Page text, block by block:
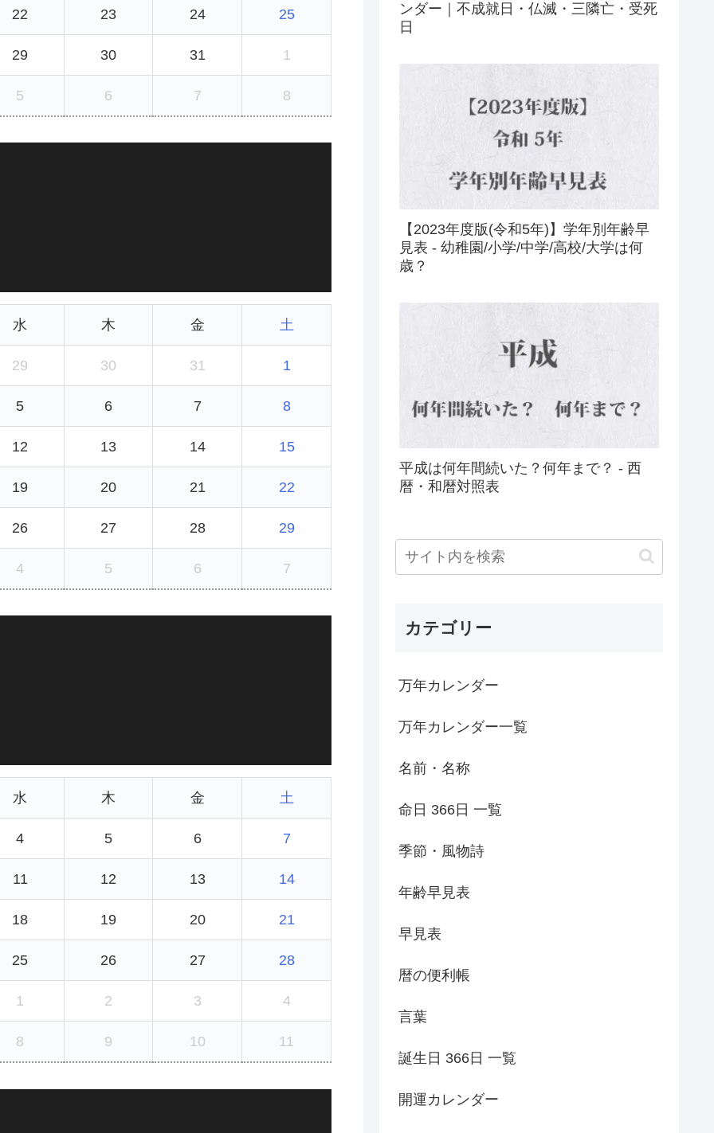
22 23 24 25
29 30 31 1
5 6 7 8
水 木 金 土
29 30 31 1
5 6 7 8
12 13 14 15
19 20 21 22
26 27 28 29
4 5 6 7
水 木 金 土
4 5 6 7
11 12 13 14
18 19 20 21
25 26 27 28
1 2 3 4
8 9 10 11
ンダー｜不成就日・仏滅・三隣亡・受死
日
【2023年度版(令和5年)】学年別年齢早
見表 - 幼稚園/小学/中学/高校/大学は何
歳？
平成は何年間続いた？何年まで？ - 西
暦・和暦対照表
カテゴリー
万年カレンダー
万年カレンダー一覧
名前・名称
命日 366日 一覧
季節・風物詩
年齢早見表
早見表
暦の便利帳
言葉
誕生日 366日 一覧
開運カレンダー